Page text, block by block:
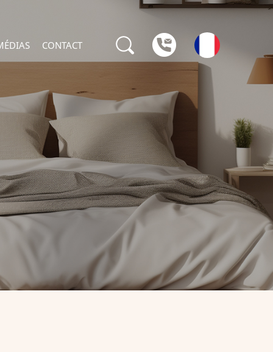
CONTACT